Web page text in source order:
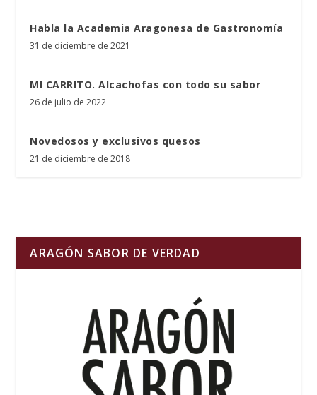
Habla la Academia Aragonesa de Gastronomía
31 de diciembre de 2021
MI CARRITO. Alcachofas con todo su sabor
26 de julio de 2022
Novedosos y exclusivos quesos
21 de diciembre de 2018
ARAGÓN SABOR DE VERDAD